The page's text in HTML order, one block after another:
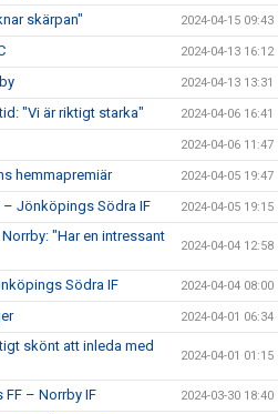
skärpan" 2024-04-15 09:43
2024-04-13 16:12
2024-04-13 13:31
"Vi är riktigt starka" 2024-04-06 16:41
2024-04-06 11:47
hemmapremiär 2024-04-05 19:47
– Jönköpings Södra IF 2024-04-05 19:15
"Har en intressant
2024-04-04 12:58
Södra IF 2024-04-04 08:00
2024-04-01 06:34
skönt att inleda med
2024-04-01 01:15
– Norrby IF 2024-03-30 18:40